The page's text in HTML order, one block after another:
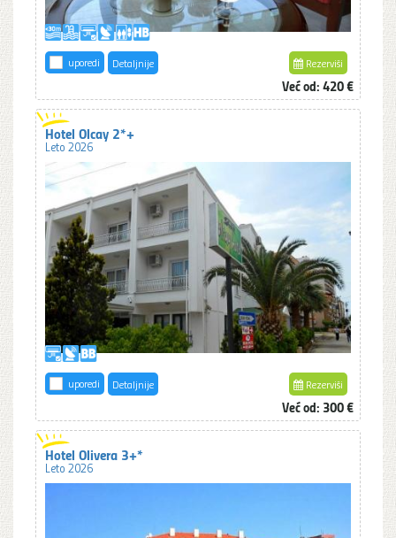
uporedi Detaljnije Rezerviši
Već od: 420 €
Hotel Olcay 2*+
Leto 2026
uporedi Detaljnije Rezerviši
Već od: 300 €
Hotel Olivera 3+*
Leto 2026